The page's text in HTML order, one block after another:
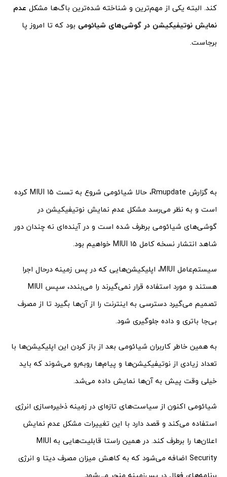
کند. البته یکی از مهم‌ترین و شناخته شده‌ترین باگ‌ها مشکل عدم
نمایش نوتیفیکیشن در گوشی‌های شیائومی بود که تا امروز پا
برجاست.
به گزارش Rmupdate، حالا شیائومی شروع به تست MIUI 15 کرده
است و به نظر می‌رسد مشکل عدم نمایش نوتیفیکیشن در
گوشی‌های شیائومی برطرف شده است و در آینده‌ای نه چندان دور
شاهد انتشار نسخه کامل MIUI 15 خواهیم بود.
سیستم‌عامل MIUI، اپلیکیشن‌هایی که در پس زمینه درحال اجرا
هستند و مورد استفاده قرار نمی‌گیرند را می‌بندد، سپس MIUI
تصمیم می‌گیرد دسترسی به اینترنت را از آن‌ها بگیرد تا از مصرف
بی‌جا باتری و داده جلوگیری شود.
به همین خاطر کاربران شیائومی بعد از باز کردن این اپلیکیشن‌ها با
تعداد زیادی از نوتیفیکیشن‌ها و پیام‌ها روبه‌رو می‌شوند که باید
خیلی وقت پیش به آن‌ها نمایش داده می‌شد.
شیائومی اکنون از سیاست‌های تازه‌ای در زمینه ذخیره‌سازی انرژی
استفاده می‌کند و قصد دارد با این تغییرات مشکل عدم نمایش
اعلان‌ها را برطرف کند. در همین راستا قابلیت‌هایی به MIUI
Security اضافه می‌شود که به کاهش میزان مصرف دیتا و انرژی